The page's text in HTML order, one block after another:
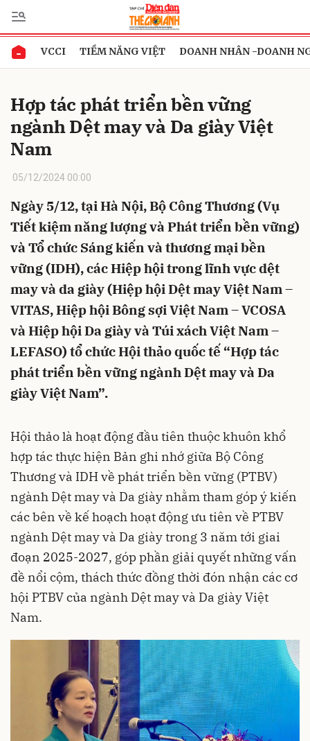
VCCI TIỀM NĂNG VIỆT DOANH NHÂN -DOANH
Hợp tác phát triển bền vững
ngành Dệt may và Da giày Việt
Nam
05/12/2024 00:00
Ngày 5/12, tại Hà Nội, Bộ Công Thương (Vụ
Tiết kiệm năng lượng và Phát triển bền vững)
và Tổ chức Sáng kiến và thương mại bền
vững (IDH), các Hiệp hội trong lĩnh vực dệt
may và da giày (Hiệp hội Dệt may Việt Nam –
VITAS, Hiệp hội Bông sợi Việt Nam – VCOSA
và Hiệp hội Da giày và Túi xách Việt Nam –
LEFASO) tổ chức Hội thảo quốc tế “Hợp tác
phát triển bền vững ngành Dệt may và Da
giày Việt Nam”.
Hội thảo là hoạt động đầu tiên thuộc khuôn khổ
hợp tác thực hiện Bản ghi nhớ giữa Bộ Công
Thương và IDH về phát triển bền vững (PTBV)
ngành Dệt may và Da giày nhằm tham góp ý kiến
các bên về kế hoạch hoạt động ưu tiên về PTBV
ngành Dệt may và Da giày trong 3 năm tới giai
đoạn 2025-2027, góp phần giải quyết những vấn
đề nổi cộm, thách thức đồng thời đón nhận các cơ
hội PTBV của ngành Dệt may và Da giày Việt
Nam.
Gửi bình luận
Hủy Gửi